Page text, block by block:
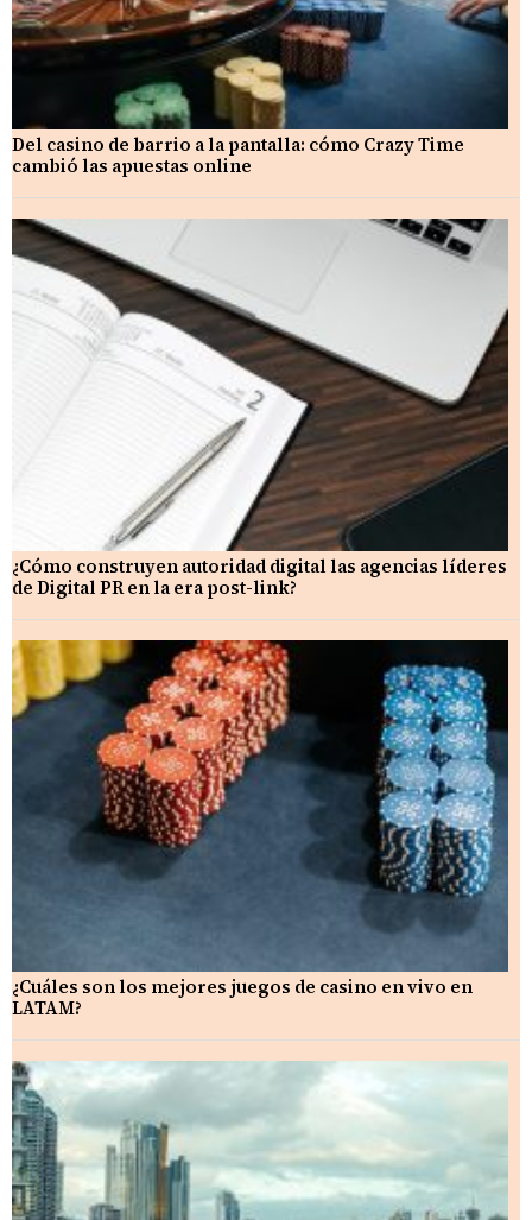
Del casino de barrio a la pantalla: cómo Crazy Time
cambió las apuestas online
¿Cómo construyen autoridad digital las agencias líderes
de Digital PR en la era post-link?
¿Cuáles son los mejores juegos de casino en vivo en
LATAM?